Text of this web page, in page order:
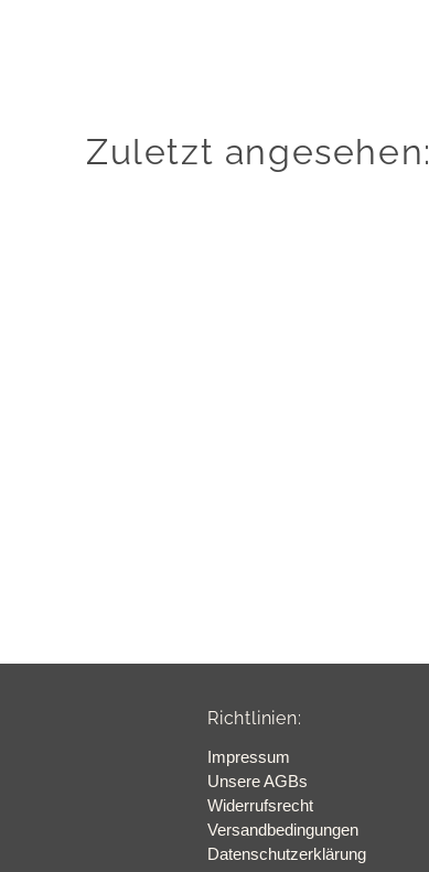
Zuletzt angesehen:
Richtlinien:
Impressum
Unsere AGBs
Widerrufsrecht
Versandbedingungen
Datenschutzerklärung